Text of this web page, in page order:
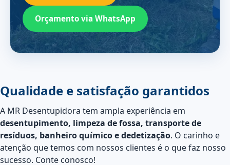
Orçamento via WhatsApp
Qualidade e satisfação garantidos
A MR Desentupidora tem ampla experiência em
desentupimento, limpeza de fossa, transporte de
resíduos, banheiro químico e dedetização. O carinho e
atenção que temos com nossos clientes é o que faz nosso
sucesso. Conte conosco!